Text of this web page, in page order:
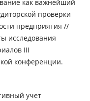
как важнейший
проверки
предприятия //
исследования
III
конференции.
учет